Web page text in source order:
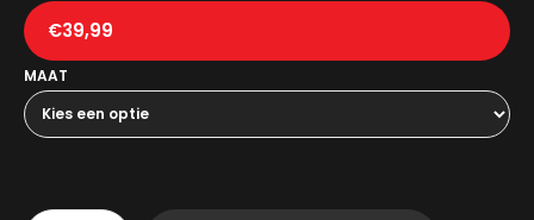
€39,99
MAAT